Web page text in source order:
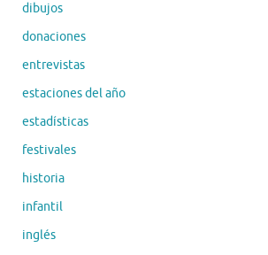
dibujos
donaciones
entrevistas
estaciones del año
estadísticas
festivales
historia
infantil
inglés